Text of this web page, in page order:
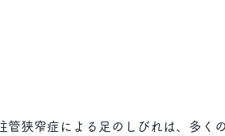
管狭窄症による足のしびれは、多く